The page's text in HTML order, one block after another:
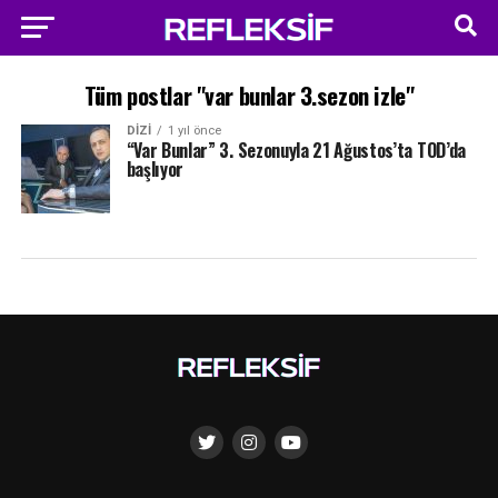
Tüm postlar "var bunlar 3.sezon izle"
DIZI 1 yıl önce
“Var Bunlar” 3. Sezonuyla 21 Ağustos’ta TOD’da
başlıyor